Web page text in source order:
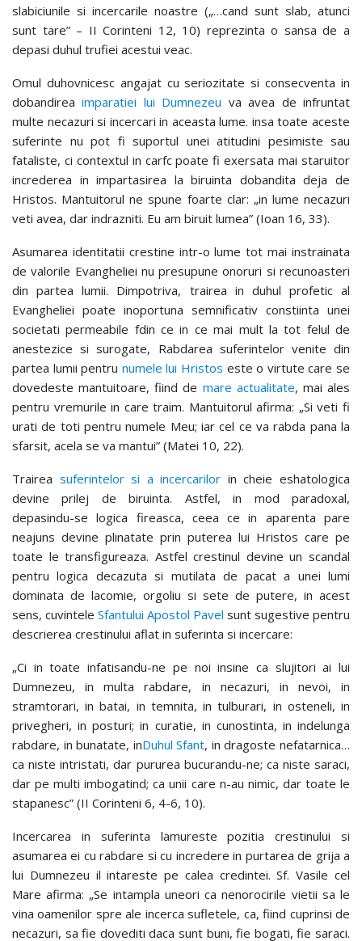
slabiciunile si incercarile noastre („…cand sunt slab, atunci
sunt tare” – II Corinteni 12, 10) reprezinta o sansa de a
depasi duhul trufiei acestui veac.
Omul duhovnicesc angajat cu seriozitate si consecventa in
dobandireaimparatiei lui Dumnezeu va avea de infruntat
multe necazuri si incercari in aceasta lume. insa toate aceste
suferinte nu pot fi suportul unei atitudini pesimiste sau
fataliste, ci contextul in carfc poate fi exersata mai staruitor
increderea in impartasirea la biruinta dobandita deja de
Hristos. Mantuitorul ne spune foarte clar: „in lume necazuri
veti avea, dar indrazniti. Eu am biruit lumea” (Ioan 16, 33).
Asumarea identitatii crestine intr-o lume tot mai instrainata
de valorile Evangheliei nu presupune onoruri si recunoasteri
din partea lumii. Dimpotriva, trairea in duhul profetic al
Evangheliei poate inoportuna semnificativ constiinta unei
societati permeabile fdin ce in ce mai mult la tot felul de
anestezice si surogate, Rabdarea suferintelor venite din
partea lumii pentru numele lui Hristos este o virtute care se
dovedeste mantuitoare, fiind de mare actualitate, mai ales
pentru vremurile in care traim. Mantuitorul afirma: „Si veti fi
urati de toti pentru numele Meu; iar cel ce va rabda pana la
sfarsit, acela se va mantui” (Matei 10, 22).
Trairea suferintelor si a incercarilor in cheie eshatologica
devine prilej de biruinta. Astfel, in mod paradoxal,
depasindu-se logica fireasca, ceea ce in aparenta pare
neajuns devine plinatate prin puterea lui Hristos care pe
toate le transfigureaza. Astfel crestinul devine un scandal
pentru logica decazuta si mutilata de pacat a unei lumi
dominata de lacomie, orgoliu si sete de putere, in acest
sens, cuvintele Sfantului Apostol Pavel sunt sugestive pentru
descrierea crestinului aflat in suferinta si incercare:
„Ci in toate infatisandu-ne pe noi insine ca slujitori ai lui
Dumnezeu, in multa rabdare, in necazuri, in nevoi, in
stramtorari, in batai, in temnita, in tulburari, in osteneli, in
privegheri, in posturi; in curatie, in cunostinta, in indelunga
rabdare, in bunatate, inDuhul Sfant, in dragoste nefatarnica…
ca niste intristati, dar pururea bucurandu-ne; ca niste saraci,
dar pe multi imbogatind; ca unii care n-au nimic, dar toate le
stapanesc” (II Corinteni 6, 4-6, 10).
Incercarea in suferinta lamureste pozitia crestinului si
asumarea ei cu rabdare si cu incredere in purtarea de grija a
lui Dumnezeu il intareste pe calea credintei. Sf. Vasile cel
Mare afirma: „Se intampla uneori ca nenorocirile vietii sa le
vina oamenilor spre ale incerca sufletele, ca, fiind cuprinsi de
necazuri, sa fie dovediti daca sunt buni, fie bogati, fie saraci.